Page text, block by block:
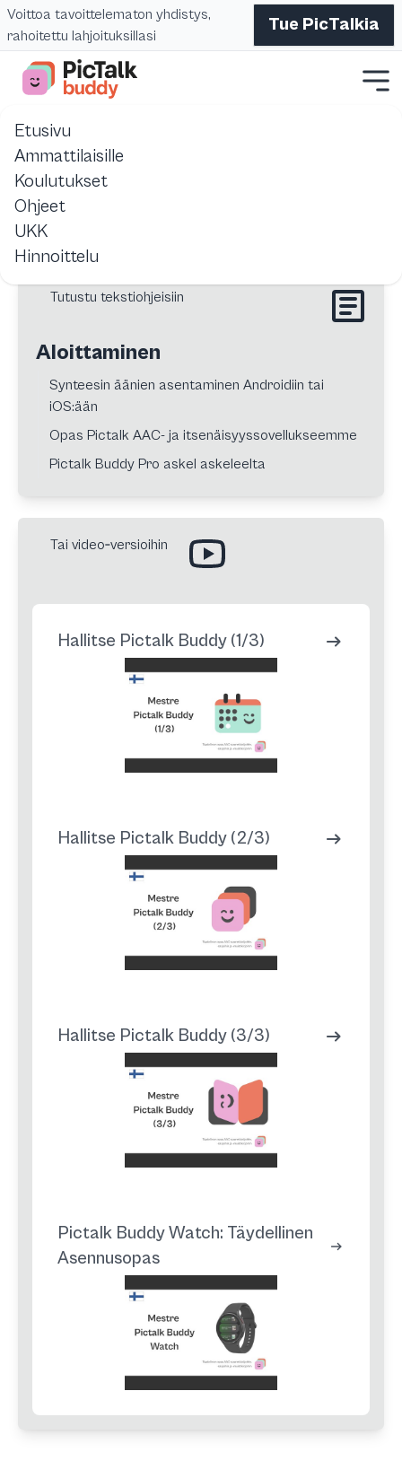
Voittoa tavoittelematon yhdistys,
rahoitettu lahjoituksillasi
Tue PicTalkia
Etusivu
Ammattilaisille
Koulutukset
Ohjeet
UKK
Hinnoittelu
Etusivu
Oppaat, resurssit ja referenssit Pictalk Buddy:n käyttöön.
Tutustu tekstiohjeisiin
Aloittaminen
Synteesin äänien asentaminen Androidiin tai
iOS:ään
Opas Pictalk AAC- ja itsenäisyyssovellukseemme
Pictalk Buddy Pro askel askeleelta
Tai video‑versioihin
Hallitse Pictalk Buddy (1/3)
Hallitse Pictalk Buddy (2/3)
Hallitse Pictalk Buddy (3/3)
Pictalk Buddy Watch: Täydellinen
Asennusopas